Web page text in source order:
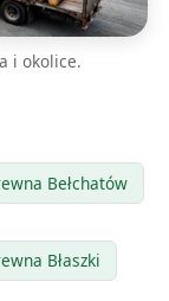
i okolice.
Bełchatów
Błaszki